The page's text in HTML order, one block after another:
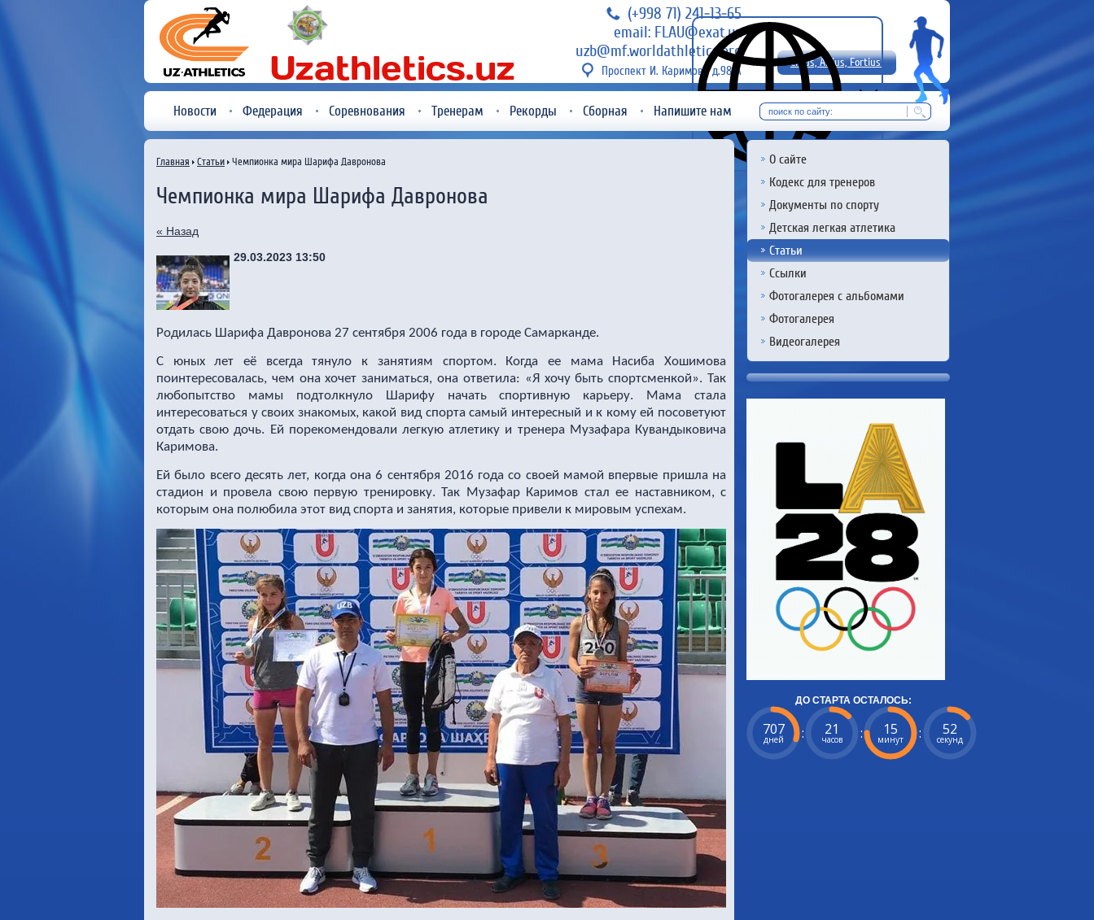
(+998 71) 241-13-65
email: FLAU@exat.uz
uzb@mf.worldathletics.org
Проспект И. Каримова д.98 А
Citius, Altius, Fortius!
RU
Новости Федерация Соревнования Тренерам Рекорды Сборная Напишите нам
О сайте
Кодекс для тренеров
Документы по спорту
Детская легкая атлетика
Статьи
Ссылки
Фотогалерея с альбомами
Фотогалерея
Видеогалерея
ДО СТАРТА ОСТАЛОСЬ:
707
дней : 21
часов : 15
минут : 50
секунд
Главная Статьи Чемпионка мира Шарифа Давронова
Чемпионка мира Шарифа Давронова
« Назад
29.03.2023 13:50
Родилась Шарифа Давронова 27 сентября 2006 года в городе Самарканде.
С юных лет её всегда тянуло к занятиям спортом. Когда ее мама Насиба Хошимова
поинтересовалась, чем она хочет заниматься, она ответила: «Я хочу быть спортсменкой». Так
любопытство мамы подтолкнуло Шарифу начать спортивную карьеру. Мама стала
интересоваться у своих знакомых, какой вид спорта самый интересный и к кому ей посоветуют
отдать свою дочь. Ей порекомендовали легкую атлетику и тренера Музафара Кувандыковича
Каримова.
Ей было всего десять лет, когда она 6 сентября 2016 года со своей мамой впервые пришла на
стадион и провела свою первую тренировку. Так Музафар Каримов стал ее наставником, с
которым она полюбила этот вид спорта и занятия, которые привели к мировым успехам.